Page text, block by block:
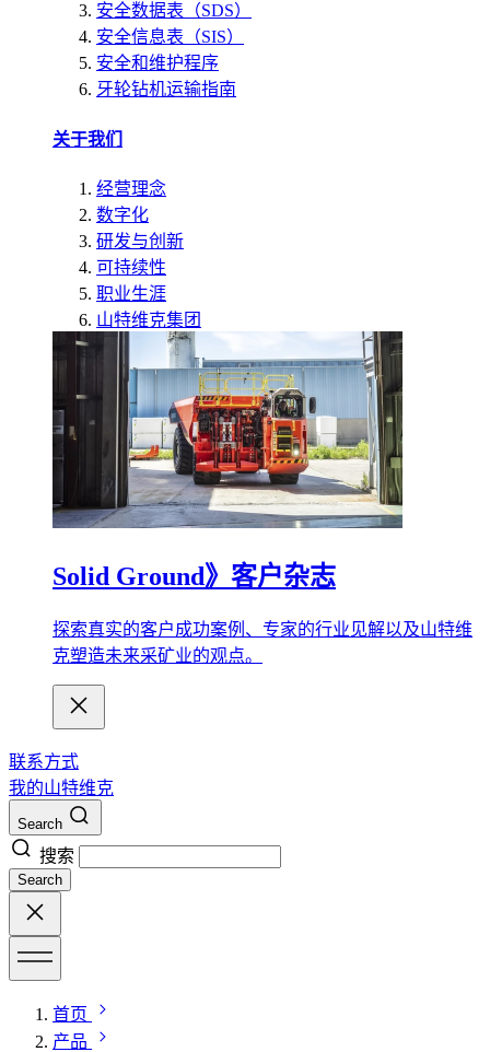
安全数据表（SDS）
安全信息表（SIS）
安全和维护程序
牙轮钻机运输指南
关于我们
经营理念
数字化
研发与创新
可持续性
职业生涯
山特维克集团
Solid Ground》客户杂志
探索真实的客户成功案例、专家的行业见解以及山特维
克塑造未来采矿业的观点。
联系方式
我的山特维克
Search
搜索
Search
首页
产品